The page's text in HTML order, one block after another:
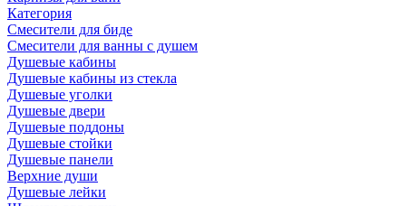
Категория
Смесители для биде
Смесители для ванны с душем
Душевые кабины
Душевые кабины из стекла
Душевые уголки
Душевые двери
Душевые поддоны
Душевые стойки
Душевые панели
Верхние души
Душевые лейки